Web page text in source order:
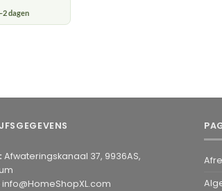
dagen
Afwateringskanaal 37, 9936AS,
info@HomeShopXL.com